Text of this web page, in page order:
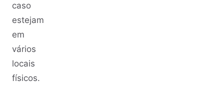
caso
estejam
em
vários
locais
físicos.